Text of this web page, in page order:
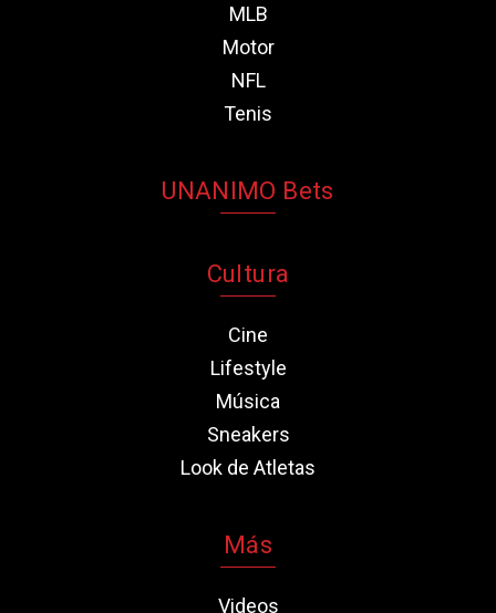
MLB
Motor
NFL
Tenis
UNANIMO Bets
Cultura
Cine
Lifestyle
Música
Sneakers
Look de Atletas
Más
Videos